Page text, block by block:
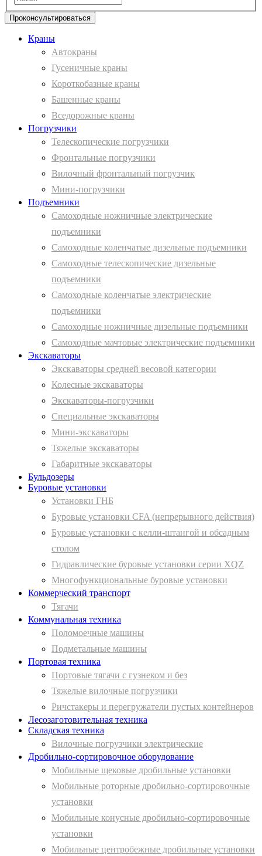
Проконсультироваться
Краны
Автокраны
Гусеничные краны
Короткобазные краны
Башенные краны
Вcедорожные краны
Погрузчики
Телескопические погрузчики
Фронтальные погрузчики
Вилочный фронтальный погрузчик
Мини-погрузчики
Подъемники
Самоходные ножничные электрические
подъемники
Самоходные коленчатые дизельные подъемники
Самоходные телескопические дизельные
подъемники
Самоходные коленчатые электрические
подъемники
Самоходные ножничные дизельные подъемники
Самоходные мачтовые электрические подъемники
Экскаваторы
Экскаваторы средней весовой категории
Колесные экскаваторы
Экскаваторы-погрузчики
Специальные экскаваторы
Мини-экскаваторы
Тяжелые экскаваторы
Габаритные экскаваторы
Бульдозеры
Буровые установки
Установки ГНБ
Буровые установки CFA (непрерывного действия)
Буровые установки с келли-штангой и обсадным
столом
Гидравлические буровые установки серии XQZ
Многофункциональные буровые установки
Коммерческий транспорт
Тягачи
Коммунальная техника
Поломоечные машины
Подметальные машины
Портовая техника
Портовые тягачи с гузнеком и без
Тяжелые вилочные погрузчики
Ричстакеры и перегружатели пустых контейнеров
Лесозаготовительная техника
Складская техника
Вилочные погрузчики электрические
Дробильно-сортировочное оборудование
Мобильные щековые дробильные установки
Мобильные роторные дробильно-сортировочные
установки
Мобильные конусные дробильно-сортировочные
установки
Мобильные центробежные дробильные установки